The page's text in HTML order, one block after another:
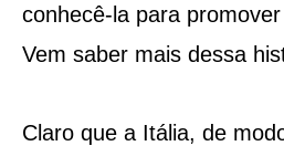
conhecê-la para
Vem saber mais dessa
Claro que a Itália, de